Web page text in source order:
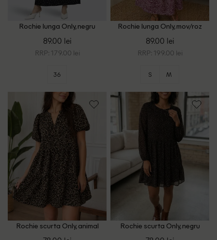
Rochie lunga Only, negru
89.00 lei
RRP: 179.00 lei
36
Rochie lunga Only, mov/roz
89.00 lei
RRP: 199.00 lei
S M
Rochie scurta Only, animal
Rochie scurta Only, negru